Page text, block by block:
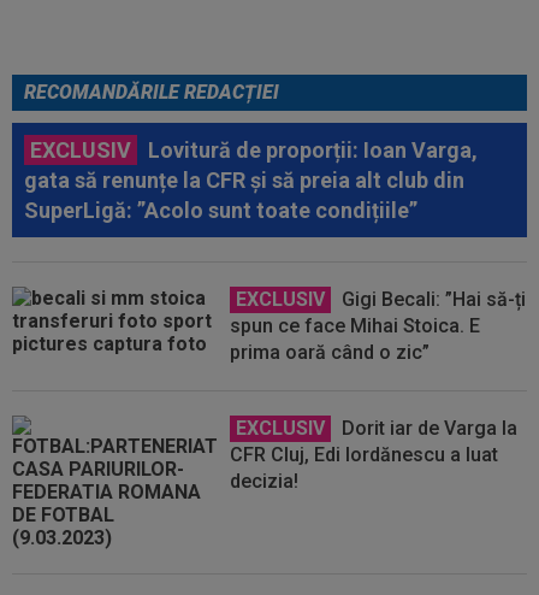
RECOMANDĂRILE REDACȚIEI
EXCLUSIV
Lovitură de proporții: Ioan Varga,
gata să renunțe la CFR și să preia alt club din
SuperLigă: ”Acolo sunt toate condițiile”
EXCLUSIV
Gigi Becali: ”Hai să-ți
spun ce face Mihai Stoica. E
prima oară când o zic”
EXCLUSIV
Dorit iar de Varga la
CFR Cluj, Edi Iordănescu a luat
decizia!